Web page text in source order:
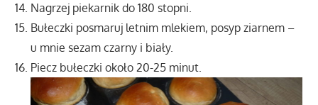
Nagrzej piekarnik do 180 stopni.
Bułeczki posmaruj letnim mlekiem, posyp ziarnem –
u mnie sezam czarny i biały.
Piecz bułeczki około 20-25 minut.